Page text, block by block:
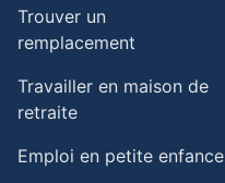
Trouver un
remplacement
Travailler en maison de
retraite​
Emploi en petite enfance​